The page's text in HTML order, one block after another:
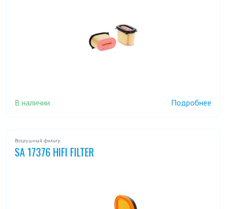
В наличии Подробнее
Воздушный фильтр
SA 17376 HIFI FILTER